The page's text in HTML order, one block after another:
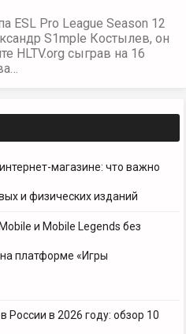
магазине: что важно
и физических изданий
и Mobile Legends без
платформе «Игры
России в 2026 году: обзор 10
ESL Pro League Season 12
S1mple Костылев, он
HLTV.org сыграв на 16